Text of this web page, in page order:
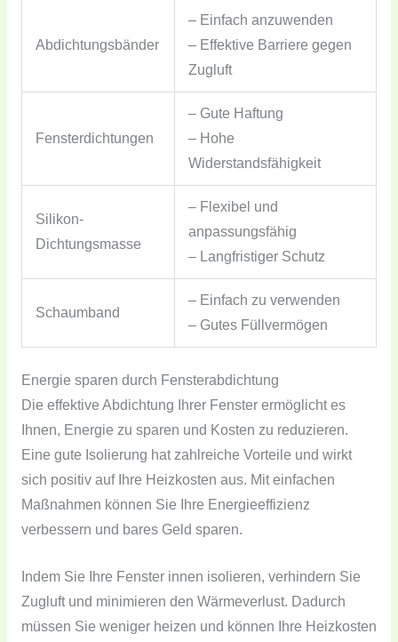
Abdichtungsbänder
– Einfach anzuwenden
– Effektive Barriere gegen
Zugluft
Fensterdichtungen
– Gute Haftung
– Hohe
Widerstandsfähigkeit
Silikon-
Dichtungsmasse
– Flexibel und
anpassungsfähig
– Langfristiger Schutz
Schaumband
– Einfach zu verwenden
– Gutes Füllvermögen
Energie sparen durch Fensterabdichtung
Die effektive Abdichtung Ihrer Fenster ermöglicht es
Ihnen, Energie zu sparen und Kosten zu reduzieren.
Eine gute Isolierung hat zahlreiche Vorteile und wirkt
sich positiv auf Ihre Heizkosten aus. Mit einfachen
Maßnahmen können Sie Ihre Energieeffizienz
verbessern und bares Geld sparen.
Indem Sie Ihre Fenster innen isolieren, verhindern Sie
Zugluft und minimieren den Wärmeverlust. Dadurch
müssen Sie weniger heizen und können Ihre Heizkosten